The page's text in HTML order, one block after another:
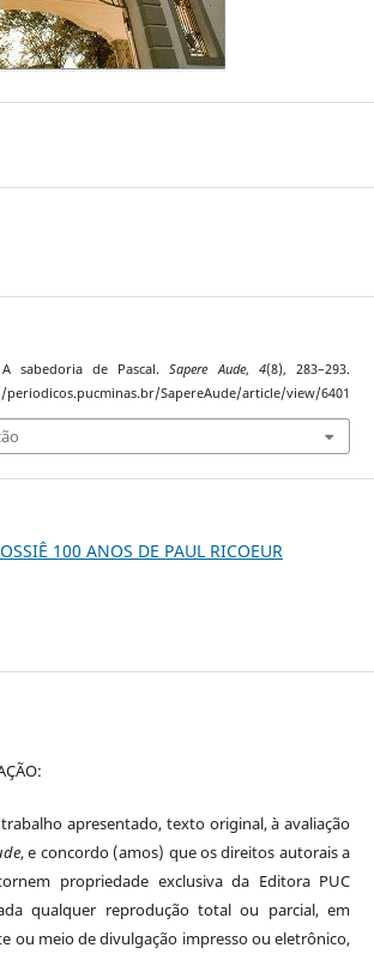
sabedoria de Pascal.Sapere Aude, 4(8), 283–293.
periodicos.pucminas.br/SapereAude/article/view/6401
100 ANOS DE PAUL RICOEUR
apresentado, texto original, à avaliação
, e concordo (amos) que os direitos autorais a
propriedade exclusiva da Editora PUC
qualquer reprodução total ou parcial, em
ou meio de divulgação impresso ou eletrônico,